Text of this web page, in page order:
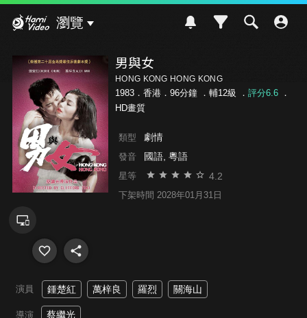
瀏覽
男與女
HONG KONG HONG KONG
1983．香港．96分鐘 ． 輔12級 ． 評分6.6．
HD畫質
類型 劇情
發音 國語, 粵語
星等 4.2
下架時間 2028年01月31日
演員 鍾楚紅 萬梓良 羅烈 關海山
導演 蔡繼光